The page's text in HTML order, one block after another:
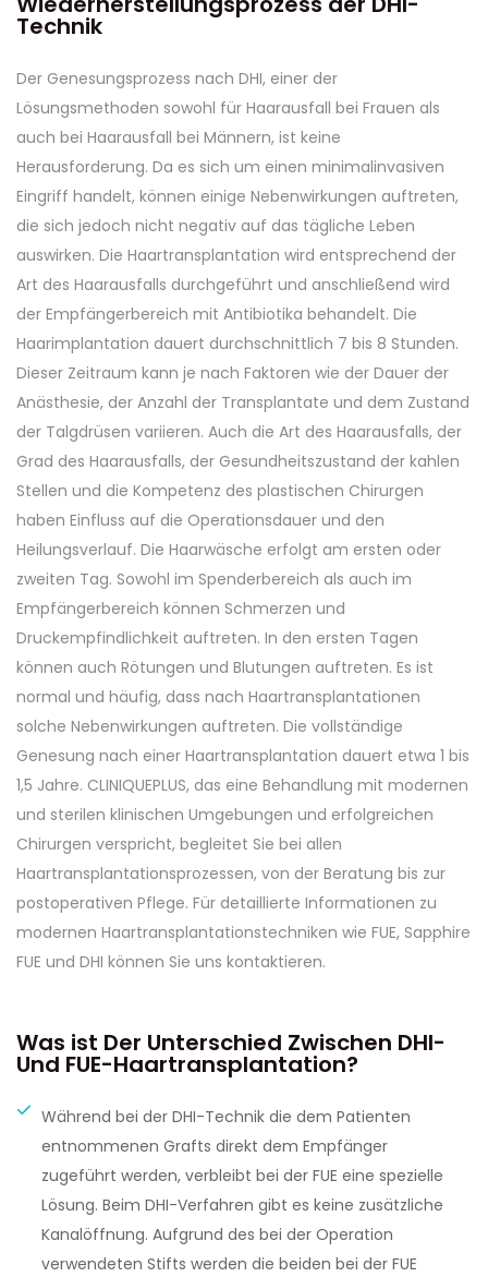
Technik
Der Genesungsprozess nach DHI, einer der
Lösungsmethoden sowohl für Haarausfall bei Frauen als
auch bei Haarausfall bei Männern, ist keine
Herausforderung. Da es sich um einen minimalinvasiven
Eingriff handelt, können einige Nebenwirkungen auftreten,
die sich jedoch nicht negativ auf das tägliche Leben
auswirken. Die Haartransplantation wird entsprechend der
Art des Haarausfalls durchgeführt und anschließend wird
der Empfängerbereich mit Antibiotika behandelt. Die
Haarimplantation dauert durchschnittlich 7 bis 8 Stunden.
Dieser Zeitraum kann je nach Faktoren wie der Dauer der
Anästhesie, der Anzahl der Transplantate und dem Zustand
der Talgdrüsen variieren. Auch die Art des Haarausfalls, der
Grad des Haarausfalls, der Gesundheitszustand der kahlen
Stellen und die Kompetenz des plastischen Chirurgen
haben Einfluss auf die Operationsdauer und den
Heilungsverlauf. Die Haarwäsche erfolgt am ersten oder
zweiten Tag. Sowohl im Spenderbereich als auch im
Empfängerbereich können Schmerzen und
Druckempfindlichkeit auftreten. In den ersten Tagen
können auch Rötungen und Blutungen auftreten. Es ist
normal und häufig, dass nach Haartransplantationen
solche Nebenwirkungen auftreten. Die vollständige
Genesung nach einer Haartransplantation dauert etwa 1 bis
1,5 Jahre. CLINIQUEPLUS, das eine Behandlung mit modernen
und sterilen klinischen Umgebungen und erfolgreichen
Chirurgen verspricht, begleitet Sie bei allen
Haartransplantationsprozessen, von der Beratung bis zur
postoperativen Pflege. Für detaillierte Informationen zu
modernen Haartransplantationstechniken wie FUE, Sapphire
FUE und DHI können Sie uns kontaktieren.
Was ist Der Unterschied Zwischen DHI-
Und FUE-Haartransplantation?
Während bei der DHI-Technik die dem Patienten
entnommenen Grafts direkt dem Empfänger
zugeführt werden, verbleibt bei der FUE eine spezielle
Lösung. Beim DHI-Verfahren gibt es keine zusätzliche
Kanalöffnung. Aufgrund des bei der Operation
verwendeten Stifts werden die beiden bei der FUE